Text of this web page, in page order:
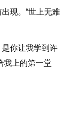
现。“世上无难
你让我学到许
我上的第一堂